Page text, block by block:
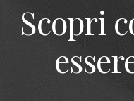
Scopri